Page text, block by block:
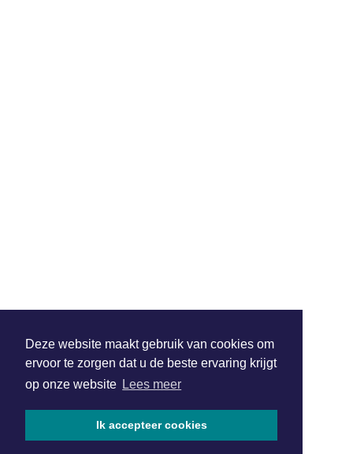
Deze website maakt gebruik van cookies om
ervoor te zorgen dat u de beste ervaring krijgt
op onze website Lees meer
Ik accepteer cookies